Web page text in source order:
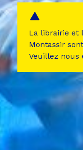
La librairie et
Montassir
Veuillez nous